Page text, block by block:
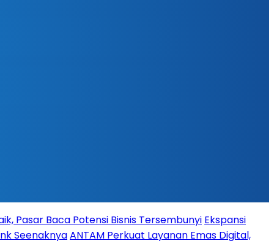
Pasar Baca Potensi Bisnis Tersembunyi Ekspansi
SeenaknyaANTAM Perkuat Layanan Emas Digital,